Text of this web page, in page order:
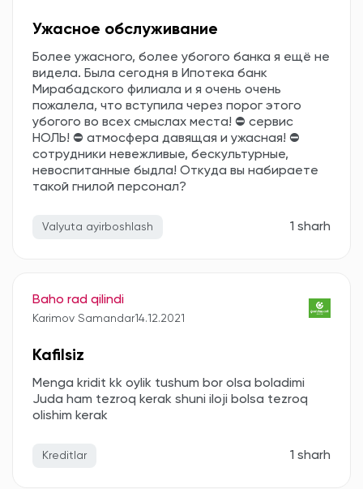
Ужасное обслуживание
Более ужасного, более убогого банка я ещё не
видела. Была сегодня в Ипотека банк
Мирабадского филиала и я очень очень
пожалела, что вступила через порог этого
убогого во всех смыслах места! ⛔ сервис
НОЛЬ! ⛔ атмосфера давящая и ужасная! ⛔
сотрудники невежливые, бескультурные,
невоспитанные быдла! Откуда вы набираете
такой гнилой персонал?
Valyuta ayirboshlash 1 sharh
Baho rad qilindi
Karimov Samandar14.12.2021
Kafilsiz
Menga kridit kk oylik tushum bor olsa boladimi
Juda ham tezroq kerak shuni iloji bolsa tezroq
olishim kerak
Kreditlar 1 sharh